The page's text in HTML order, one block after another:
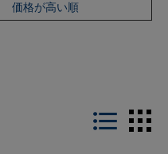
価格が高い順
LIST